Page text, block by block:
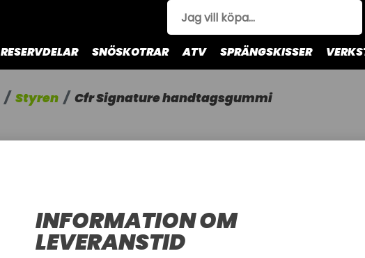
RESERVDELAR SNÖSKOTRAR ATV SPRÄNGSKISSER
Styren Cfr Signature handtagsgummi
CFR
CFR
CFR
INFORMATION OM
LEVERANSTID